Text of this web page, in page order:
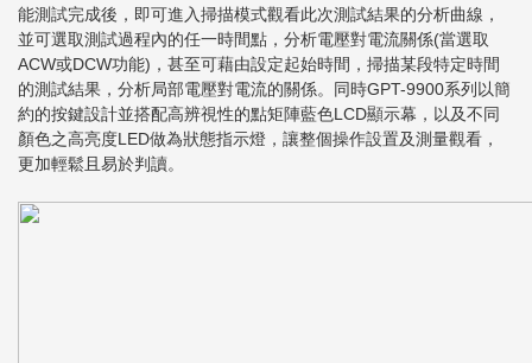
能測試完成後，即可進入掃描模式觀看此次測試結果的分析曲線，
並可選取測試過程內的任一時間點，分析電壓對電流關係(當選取
ACW或DCW功能)，甚至可藉由設定起始時間，掃描某段特定時間
的測試結果，分析局部電壓對電流的關係。同時GPT-9900系列以簡
約的按鍵設計並搭配高辨視性的點矩陣藍色LCD顯示幕，以及不同
顏色之高亮度LED做為狀態指示燈，讓整個操作設置及測量觀看，
更加輕鬆且易於判讀。